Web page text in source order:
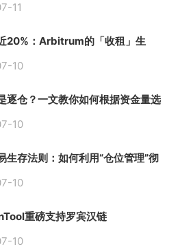
11
20%：Arbitrum的「收租」生
10
逐仓？一文教你如何根据资金量选
10
生存法则：如何利用“仓位管理”彻
10
重磅支持罗宾汉链
10